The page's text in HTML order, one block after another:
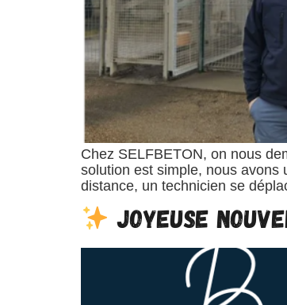
Chez SELFBETON, on nous
solution est simple, nous avons
distance, un technicien se
Joyeuse